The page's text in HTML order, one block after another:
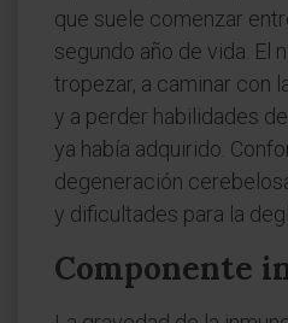
que suele comenzar
segundo año de vida. El
tropezar, a caminar con
y a perder habilidades
ya había adquirido.
degeneración
y dificultades para la
Componente